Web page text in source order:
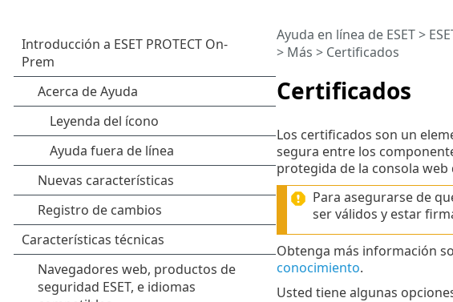
Certificados
Ayuda en línea de ESET>
> Más > Certificados
Los certificados son un
segura entre los
protegida de la consola web
Para asegurarse de
ser válidos y estar
Obtenga más información
conocimiento.
Usted tiene algunas